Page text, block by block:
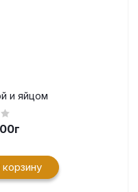
и яйцом
корзину